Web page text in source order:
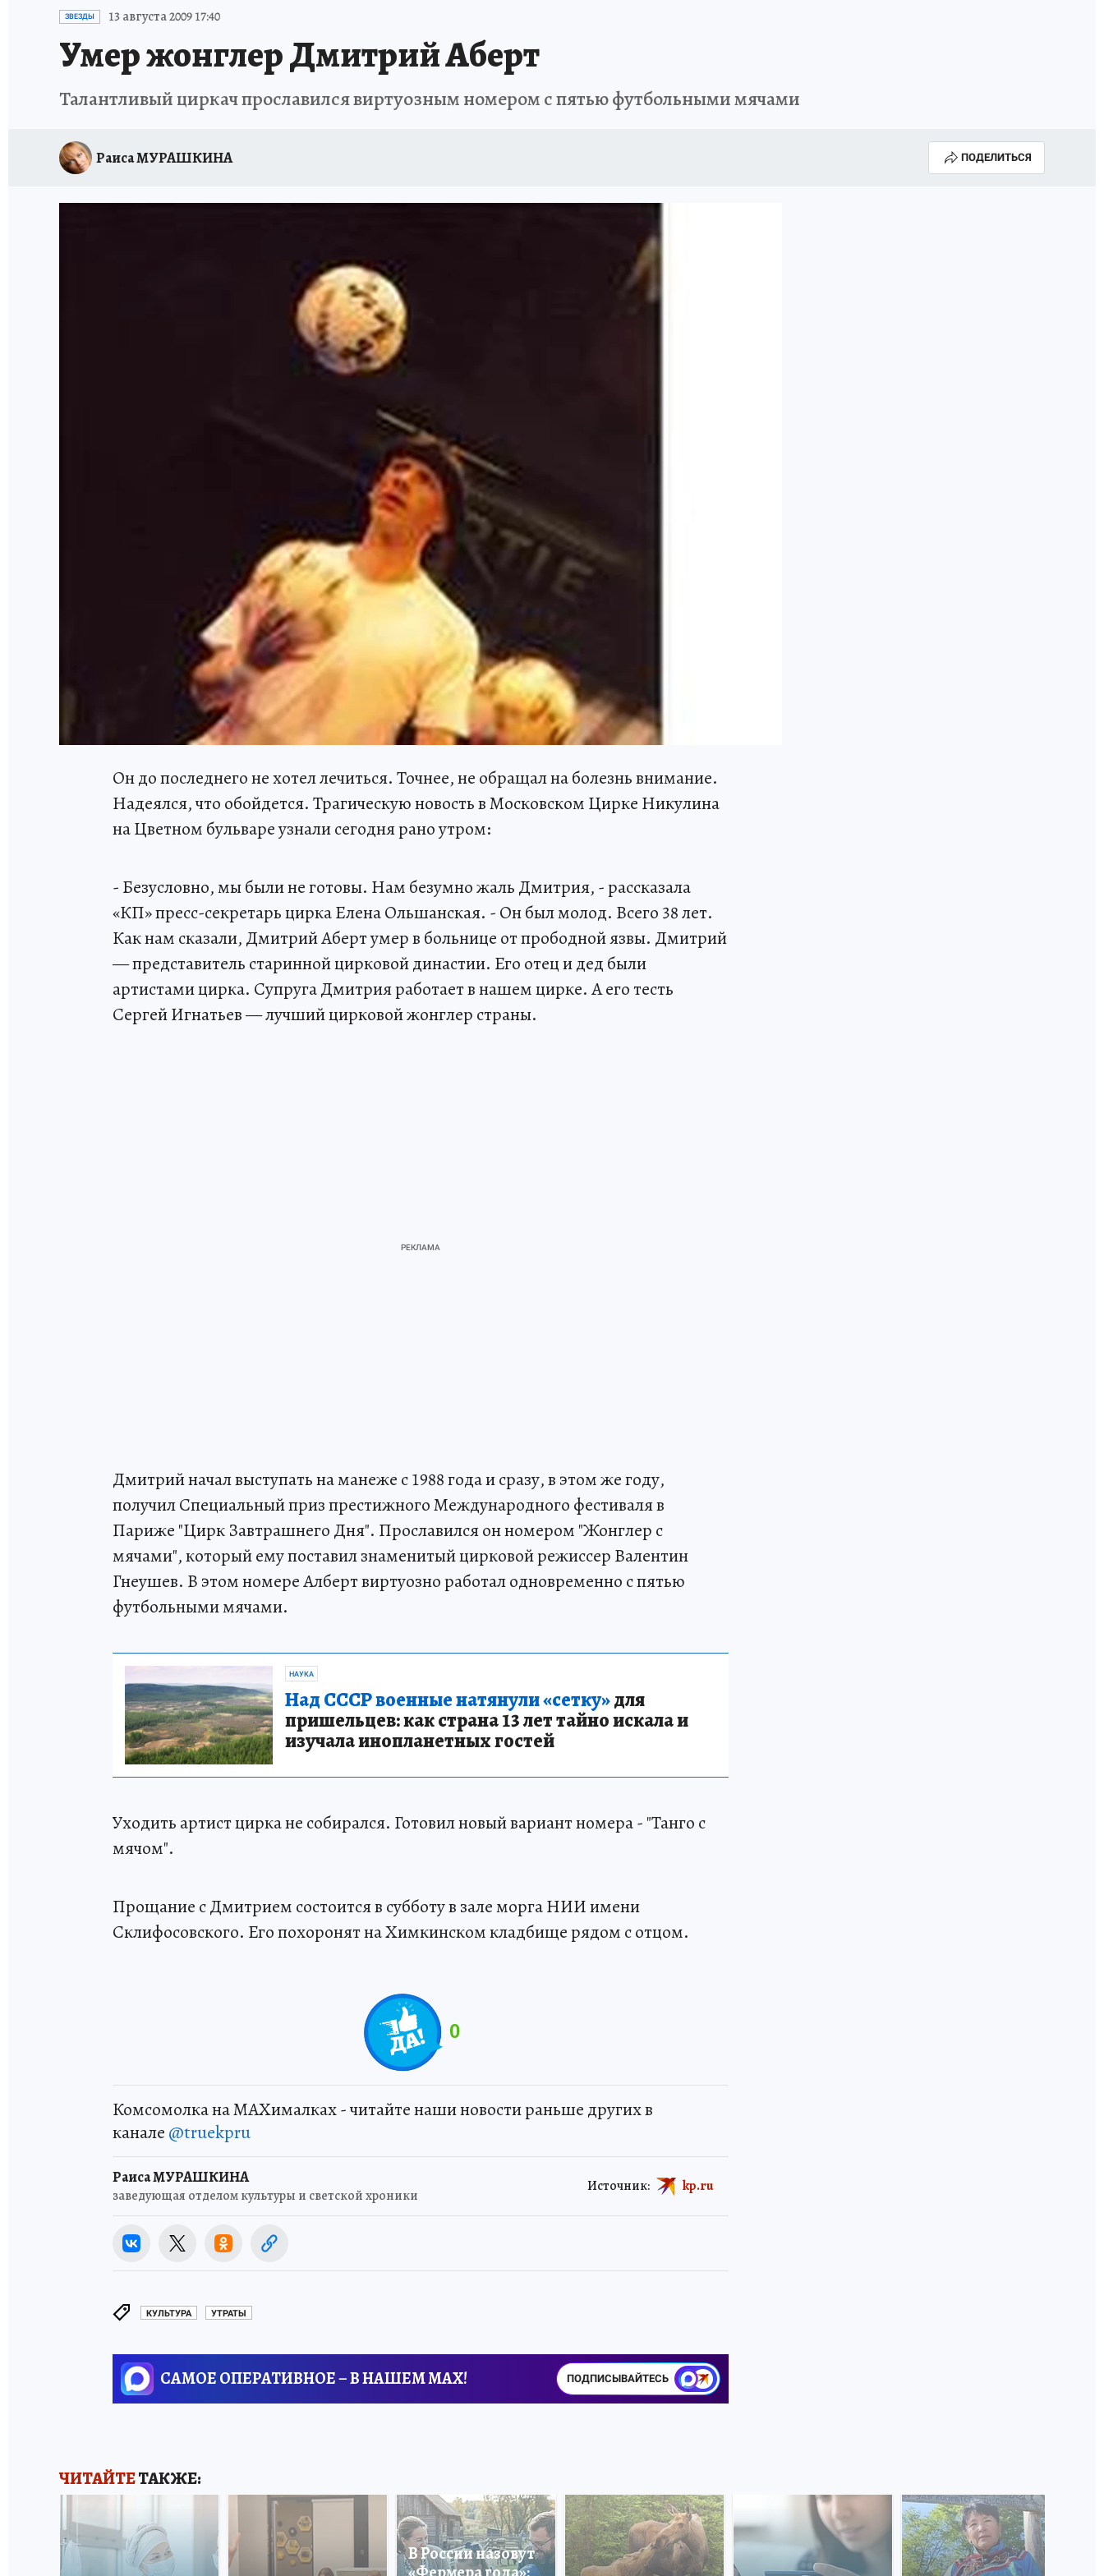
ИСПЫТАНО НА СЕБЕ
ЗВЕЗДЫ 13 августа 2009 17:40
Умер жонглер Дмитрий Аберт
Талантливый циркач прославился виртуозным номером с пятью футбольными мячами
Раиса МУРАШКИНА ПОДЕЛИТЬСЯ
Он до последнего не хотел лечиться. Точнее, не обращал на болезнь внимание.
Надеялся, что обойдется. Трагическую новость в Московском Цирке Никулина
на Цветном бульваре узнали сегодня рано утром:
- Безусловно, мы были не готовы. Нам безумно жаль Дмитрия, - рассказала
«КП» пресс-секретарь цирка Елена Ольшанская. - Он был молод. Всего 38 лет.
Как нам сказали, Дмитрий Аберт умер в больнице от прободной язвы. Дмитрий
— представитель старинной цирковой династии. Его отец и дед были
артистами цирка. Супруга Дмитрия работает в нашем цирке. А его тесть
Сергей Игнатьев — лучший цирковой жонглер страны.
Дмитрий начал выступать на манеже с 1988 года и сразу, в этом же году,
получил Специальный приз престижного Международного фестиваля в
Париже "Цирк Завтрашнего Дня". Прославился он номером "Жонглер с
мячами", который ему поставил знаменитый цирковой режиссер Валентин
Гнеушев. В этом номере Алберт виртуозно работал одновременно с пятью
футбольными мячами.
НАУКА
Над СССР военные натянули «сетку»для
пришельцев: как страна 13 лет тайно искала и
изучала инопланетных гостей
Уходить артист цирка не собирался. Готовил новый вариант номера - "Танго с
мячом".
Прощание с Дмитрием состоится в субботу в зале морга НИИ имени
Склифосовского. Его похоронят на Химкинском кладбище рядом с отцом.
0
Комсомолка на MAXималках - читайте наши новости раньше других в
канале @truekpru
Раиса МУРАШКИНА
заведующая отделом культуры и светской хроники
Источник: kp.ru
КУЛЬТУРА УТРАТЫ
САМОЕ ОПЕРАТИВНОЕ – В НАШЕМ MAX! ПОДПИСЫВАЙТЕСЬ
ЧИТАЙТЕТАКЖЕ:
В России назовут